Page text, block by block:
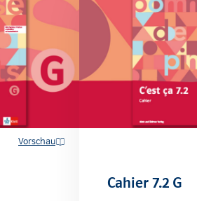
Vorschau
Cahier 7.2 G